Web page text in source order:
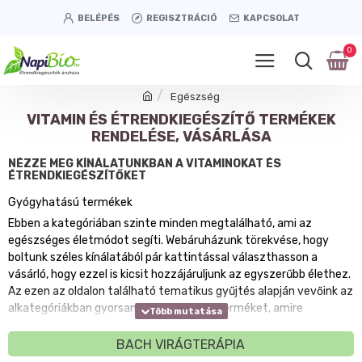
BELÉPÉS REGISZTRÁCIÓ KAPCSOLAT
0
Egészség
VITAMIN ÉS ÉTRENDKIEGÉSZÍTŐ TERMÉKEK
RENDELÉSE, VÁSÁRLÁSA
NÉZZE MEG KÍNÁLATUNKBAN A VITAMINOKAT ÉS
ÉTRENDKIEGÉSZÍTŐKET
Gyógyhatású termékek
Ebben a kategóriában szinte minden megtalálható, ami az
egészséges életmódot segíti. Webáruházunk törekvése, hogy
boltunk széles kínálatából pár kattintással választhasson a
vásárló, hogy ezzel is kicsit hozzájáruljunk az egyszerűbb élethez.
Az ezen az oldalon található tematikus gyűjtés alapján vevőink az
alkategóriákban gyorsan elérhetik azt a terméket, amire
bontása a termékek felhasználási területe alapján is segíti a
további keresést.
BACH VIRÁGTERÁPIA